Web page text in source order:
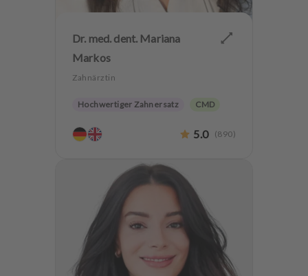
Dr. med. dent. Mariana
Markos
Zahnärztin
Hochwertiger Zahnersatz
CMD
Zähneknirschen Behandlung
5.0 (890)